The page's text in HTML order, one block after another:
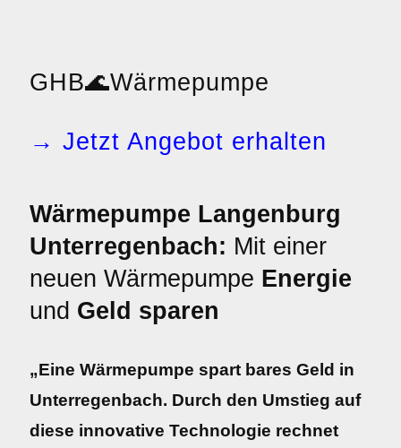
GHB🌊Wärmepumpe
→ Jetzt Angebot erhalten
Wärmepumpe Langenburg
Unterregenbach: Mit einer
neuen Wärmepumpe Energie
und Geld sparen
„Eine Wärmepumpe spart bares Geld in
Unterregenbach. Durch den Umstieg auf
diese innovative Technologie rechnet